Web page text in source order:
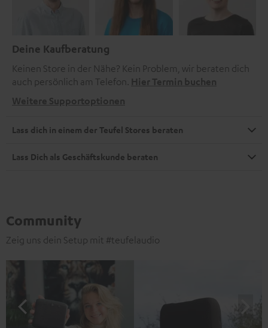
Deine Kaufberatung
Keinen Store in der Nähe? Kein Problem, wir beraten dich
auch persönlich am Telefon. Hier Termin buchen
Weitere Supportoptionen
Lass dich in einem der Teufel Stores beraten
Lass Dich als Geschäftskunde beraten
Community
Zeig uns dein Setup mit #teufelaudio